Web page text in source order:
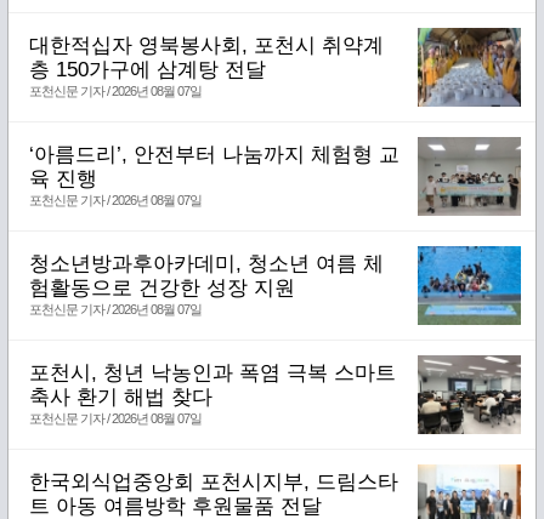
대한적십자 영북봉사회, 포천시 취약계
층 150가구에 삼계탕 전달
포천신문 기자 / 2026년 08월 07일
‘아름드리’, 안전부터 나눔까지 체험형 교
육 진행
포천신문 기자 / 2026년 08월 07일
청소년방과후아카데미, 청소년 여름 체
험활동으로 건강한 성장 지원
포천신문 기자 / 2026년 08월 07일
포천시, 청년 낙농인과 폭염 극복 스마트
축사 환기 해법 찾다
포천신문 기자 / 2026년 08월 07일
한국외식업중앙회 포천시지부, 드림스타
트 아동 여름방학 후원물품 전달